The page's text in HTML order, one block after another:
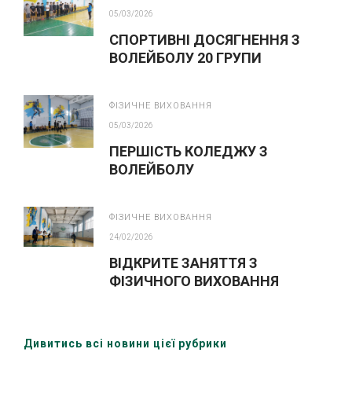
05/03/2026
СПОРТИВНІ ДОСЯГНЕННЯ З
ВОЛЕЙБОЛУ 20 ГРУПИ
ФІЗИЧНЕ ВИХОВАННЯ
05/03/2026
ПЕРШІСТЬ КОЛЕДЖУ З
ВОЛЕЙБОЛУ
ФІЗИЧНЕ ВИХОВАННЯ
24/02/2026
ВІДКРИТЕ ЗАНЯТТЯ З
ФІЗИЧНОГО ВИХОВАННЯ
Дивитись всі новини цієї рубрики